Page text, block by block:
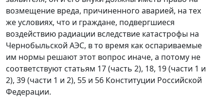
возмещение вреда, причиненного аварией, на тех
же условиях, что и граждане, подвергшиеся
воздействию радиации вследствие катастрофы на
Чернобыльской АЭС, в то время как оспариваемые
им нормы решают этот вопрос иначе, а потому не
соответствуют статьям 17 (часть 2), 18, 19 (части 1 и
2), 39 (части 1 и 2), 55 и 56 Конституции Российской
Федерации.